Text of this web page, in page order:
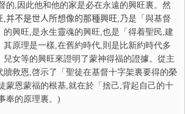
的,因此他和他的家是必在永遠的興旺裏。然
,并不是世人所想像的那種興旺,乃是「 與基督
的興旺,是永生靈魂的興旺,也是「得着聖民,建
其原理是一樣,在舊約時代,則是比新約時代多
兒女等的興旺來證明了蒙神得福的證據。從主
贖救恩,啓示了「聖徒在基督十字架裏要得的榮
蒙恩蒙福的根基,就在於「捨己,背起自己的十
奉的原理裏。)